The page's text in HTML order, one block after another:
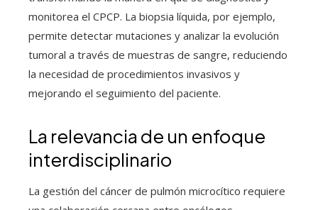
monitorea el CPCP. La biopsia líquida, por ejemplo,
permite detectar mutaciones y analizar la evolución
tumoral a través de muestras de sangre, reduciendo
la necesidad de procedimientos invasivos y
mejorando el seguimiento del paciente.
La relevancia de un enfoque
interdisciplinario
La gestión del cáncer de pulmón microcítico requiere